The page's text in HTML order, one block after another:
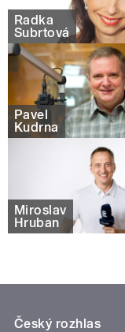
Radka
Šubrtová
Pavel
Kudrna
Miroslav
Hruban
Český rozhlas